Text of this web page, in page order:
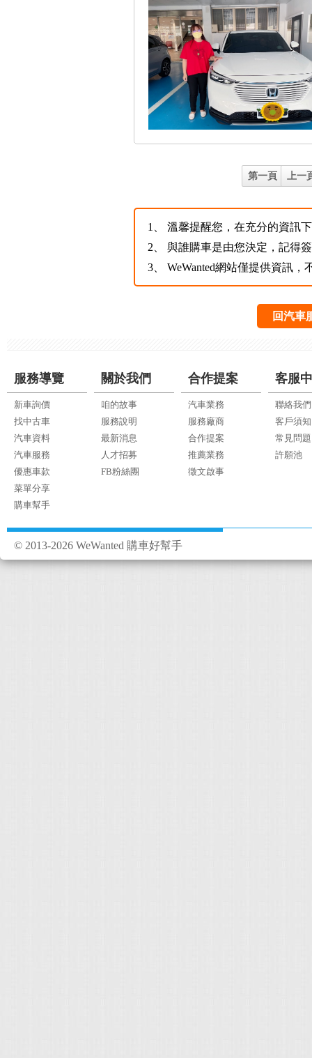
第一頁 上一
1、
溫馨提醒您，在充分的資訊
2、
與誰購車是由您決定，記得
3、
WeWanted網站僅提供資訊
回汽車
服務導覽
新車詢價
找中古車
汽車資料
汽車服務
優惠車款
菜單分享
購車幫手
關於我們
咱的故事
服務說明
最新消息
人才招募
FB粉絲團
合作提案
汽車業務
服務廠商
合作提案
推薦業務
徵文啟事
客服
聯絡我們
客戶須知
常見問題
許願池
© 2013-2026 WeWanted 購車好幫手